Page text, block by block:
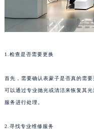
1.检查是否需要更换
首先，需要确认表蒙子是否真的需
可以通过专业抛光或清洁来恢复其
服务进行处理。
2.寻找专业维修服务